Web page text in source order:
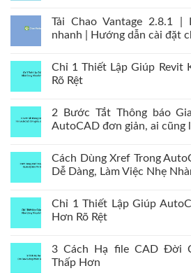
Tải Chao Vantage 2.8.1 |
nhanh | Hướng dẫn cài đặt
Chỉ 1 Thiết Lập Giúp Revit
Rõ Rệt
2 Bước Tắt Thông báo
AutoCAD đơn giản, ai cũng
Cách Dùng Xref Trong
Dễ Dàng, Làm Việc Nhẹ
Chỉ 1 Thiết Lập Giúp
Hơn Rõ Rệt
3 Cách Hạ file CAD Đời
Thấp Hơn